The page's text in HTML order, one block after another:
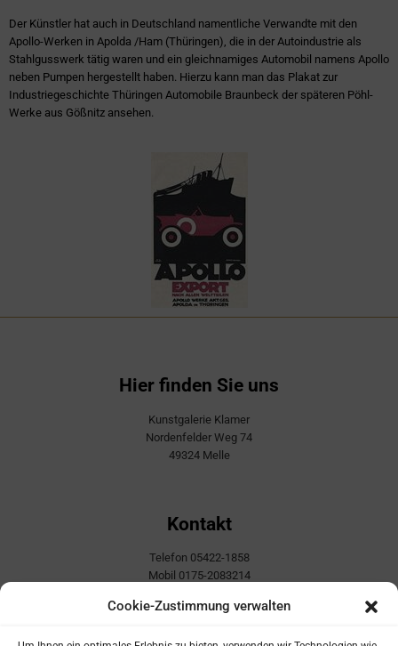
Cookie-Zustimmung verwalten
Der Künstler hat auch in Deutschland namentliche Verwandte mit den
Apollo-Werken in Apolda /Ham (Thüringen), die in der Autoindustrie als
Stahlgusswerk tätig waren und ein gleichnamiges Automobil namens Apollo
neben Pumpen hergestellt haben. Hierzu kann man das Plakat zur
Industriegeschichte Thüringen Automobile Braunbeck der späteren Pöhl-
Werke aus Gößnitz ansehen.
Hier finden Sie uns
Kunstgalerie Klamer
Nordenfelder Weg 74
49324 Melle
Kontakt
Telefon 05422-1858
Mobil 0175-2083214